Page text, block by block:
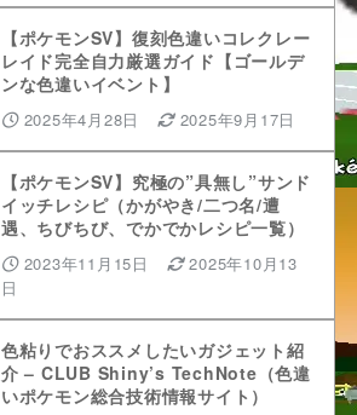
【ポケモンSV】復刻色違いコレクレー
レイド完全自力厳選ガイド【ゴールデ
ンな色違いイベント】
2025年4月28日 2025年9月17日
【ポケモンSV】究極の”具無し”サンド
イッチレシピ（かがやき/二つ名/遭
遇、ちびちび、でかでかレシピ一覧）
2023年11月15日
2025年10月13
日
色粘りでおススメしたいガジェット紹
介 – CLUB Shiny’s TechNote（色違
いポケモン総合技術情報サイト）